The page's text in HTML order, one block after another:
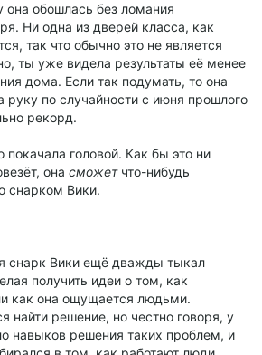
она обошлась без ломания
Ни одна из дверей класса, как
так что обычно это не является
ты уже видела результаты её менее
дома. Если так подумать, то она
руку по случайности с июня прошлого
рекорд.
покачала головой. Как бы это ни
она сможетчто-нибудь
снарком Вики.
снарк Вики ещё дважды тыкал
получить идеи о том, как
как она ощущается людьми.
найти решение, но честно говоря, у
навыков решения таких проблем, и